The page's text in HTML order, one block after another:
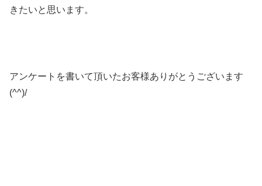
きたいと思います。
アンケートを書いて頂いたお客様ありがとうございます
(^^)/